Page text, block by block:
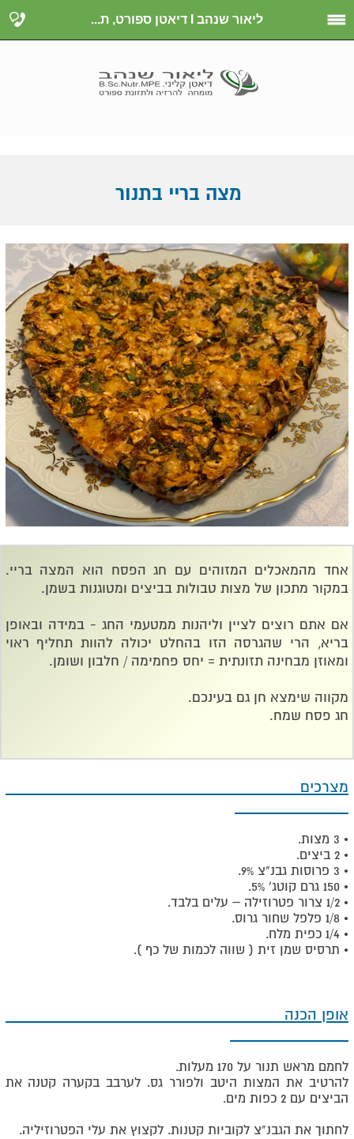
ליאור שנהב I דיאטן ספורט, ת...
אחד מהמאכלים המזוהים עם חג הפסח הוא המצה בריי.
במקור מתכון של מצות טבולות בביצים ומטוגנות בשמן.
אם אתם רוצים לציין וליהנות ממטעמי החג - במידה ובאופן
בריא, הרי שהגרסה הזו בהחלט יכולה להוות תחליף ראוי
ומאוזן מבחינה תזונתית = יחס פחמימה / חלבון ושומן.
מקווה שימצא חן גם בעינכם.
חג פסח שמח.
מצרכים
• 3 מצות.
• 2 ביצים.
• 3 פרוסות גבנ"צ 9%.
• 150 גרם קוטג' 5%.
• 1/2 צרור פטרוזילה – עלים בלבד.
• 1/8 פלפל שחור גרוס.
• 1/4 כפית מלח.
• תרסיס שמן זית ( שווה לכמות של כף ).
אופן הכנה
לחמם מראש תנור על 170 מעלות.
להרטיב את המצות היטב ולפורר גס. לערבב בקערה קטנה את
הביצים עם 2 כפות מים.
לחתוך את הגבנ"צ לקוביות קטנות. לקצוץ את עלי הפטרוזיליה.
מצה בריי בתנור